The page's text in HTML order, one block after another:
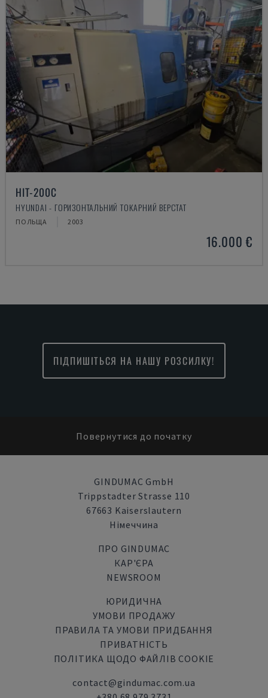
HIT-200C
HYUNDAI - ГОРИЗОНТАЛЬНИЙ ТОКАРНИЙ ВЕРСТАТ
ПОЛЬЩА 2003
16.000 €
ПІДПИШІТЬСЯ НА НАШУ РОЗСИЛКУ!
Повернутися до початку
GINDUMAC GmbH
Trippstadter Strasse 110
67663 Kaiserslautern
Німеччина
ПРО GINDUMAC
КАР'ЄРА
NEWSROOM
ЮРИДИЧНА
УМОВИ ПРОДАЖУ
ПРАВИЛА ТА УМОВИ ПРИДБАННЯ
ПРИВАТНІСТЬ
ПОЛІТИКА ЩОДО ФАЙЛІВ COOKIE
contact@gindumac.com.ua